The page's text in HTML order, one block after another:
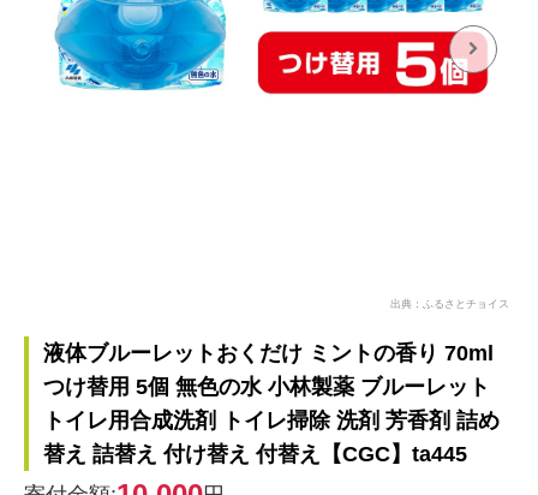
出典：ふるさとチョイス
液体ブルーレットおくだけ ミントの香り 70ml
つけ替用 5個 無色の水 小林製薬 ブルーレット
トイレ用合成洗剤 トイレ掃除 洗剤 芳香剤 詰め
替え 詰替え 付け替え 付替え【CGC】ta445